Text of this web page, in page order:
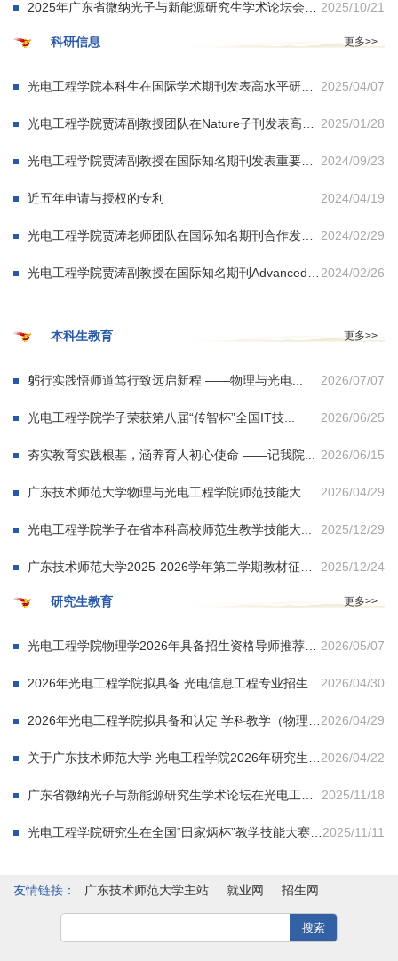
2025/10/21
2025年广东省微纳光子与新能源研究生学术论坛会议通知
科研信息 更多>>
2025/04/07
光电工程学院本科生在国际学术期刊发表高水平研究论文
2025/01/28
光电工程学院贾涛副教授团队在Nature子刊发表高水平论文
2024/09/23
光电工程学院贾涛副教授在国际知名期刊发表重要研究成果
2024/04/19
近五年申请与授权的专利
2024/02/29
光电工程学院贾涛老师团队在国际知名期刊合作发表两篇高水平论文
2024/02/26
光电工程学院贾涛副教授在国际知名期刊Advanced Materials与Advanced Functional Materials刊发重要研究成果
本科生教育 更多>>
2026/07/07
躬行实践悟师道笃行致远启新程 ——物理与光电...
2026/06/25
光电工程学院学子荣获第八届“传智杯”全国IT技...
2026/06/15
夯实教育实践根基，涵养育人初心使命 ——记我院...
2026/04/29
广东技术师范大学物理与光电工程学院师范技能大...
2025/12/29
光电工程学院学子在省本科高校师范生教学技能大...
2025/12/24
广东技术师范大学2025-2026学年第二学期教材征订...
研究生教育 更多>>
2026/05/07
光电工程学院物理学2026年具备招生资格导师推荐名单公示
2026/04/30
2026年光电工程学院拟具备 光电信息工程专业招生资格导师推荐名单公示
2026/04/29
2026年光电工程学院拟具备和认定 学科教学（物理）招生资格导师推荐名单公示
2026/04/22
关于广东技术师范大学 光电工程学院2026年研究生导师招生资格审核工作方案的公示
2025/11/18
广东省微纳光子与新能源研究生学术论坛在光电工程学院成功举办
2025/11/11
光电工程学院研究生在全国“田家炳杯”教学技能大赛中荣获佳绩
友情链接： 广东技术师范大学主站 就业网 招生网